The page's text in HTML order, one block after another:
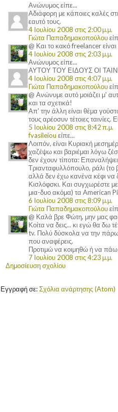
Ανώνυμος είπε...
Αδιάφορη με κάποιες καλές
εαυτό τους.
4 Ιουλίου 2008 στις 2:00 μ.μ.
Γιώτα Παπαδημακοπούλου
@ Και το κακό freelancer
4 Ιουλίου 2008 στις 2:03 μ.μ.
Ανώνυμος είπε...
ΑΥΤΟΥ ΤΟΥ ΕΙΔΟΥΣ ΟΙ
4 Ιουλίου 2008 στις 4:07 μ.μ.
Γιώτα Παπαδημακοπούλου
@ Ανώνυμε αυτό μοιάζει μ'
και τα σχετικά!
Απ' την άλλη είναι θέμα
τους αρέοσυν τέτοιες ταινίες.
5 Ιουλίου 2008 στις 8:42 π.μ.
fvasileiou είπε...
Λοιπόν, είναι Κυριακή
χαζέψω και βαριέμαι λόγω
δεν έχουν τίποτα:
Τριανταφυλλόπουλο, ράλι (το
αλλά δεν έχω κανένα κέφι να
Κισλόφσκι. Και συγχωρέστε
μια-δυο ακόμα) τα American
6 Ιουλίου 2008 στις 8:09 μ.μ.
Γιώτα Παπαδημακοπούλου
@ Καλά βρε Φώτη, μην μας
Κοίτα να δεις... κι εγώ θα δω
tv. Πολύ δύσκολα να την πάρω
που αναφέρεις.
Προτιμώ να κοιμηθώ ή να
7 Ιουλίου 2008 στις 4:23 μ.μ.
Δημοσίευση σχολίου
Εγγραφή σε:Σχόλια ανάρτησης (Atom)